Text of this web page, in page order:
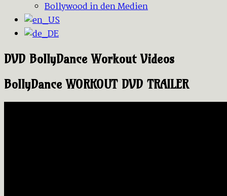
Bollywood in den Medien
DVD BollyDance Workout Videos
BollyDance WORKOUT DVD TRAILER